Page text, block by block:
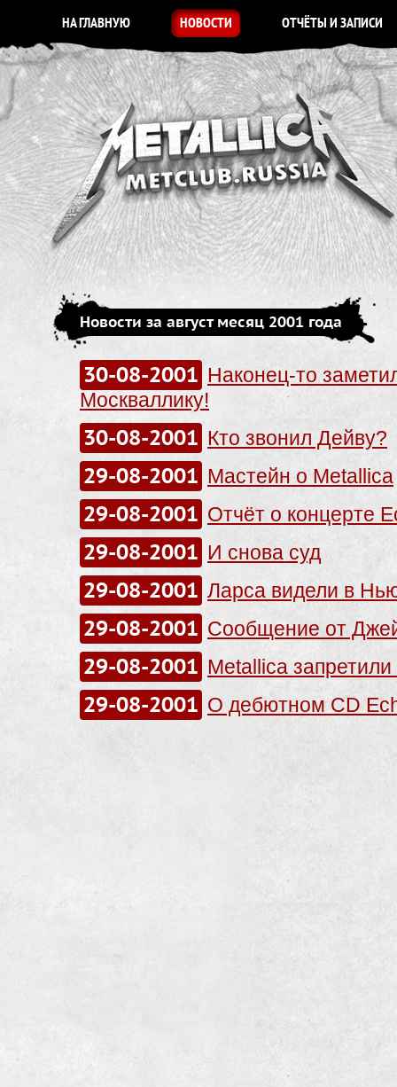
НА ГЛАВНУЮ НОВОСТИ ОТЧЁТЫ И ЗАПИСИ
Новости за август месяц 2001 года
30-08-2001 Наконец-то
Москваллику!
30-08-2001 Кто звонил Дейву?
29-08-2001 Мастейн о Metallica
29-08-2001 Отчёт о концерте
29-08-2001 И снова суд
29-08-2001 Ларса видели в
29-08-2001 Сообщение от
29-08-2001 Metallica
29-08-2001 О дебютном CD